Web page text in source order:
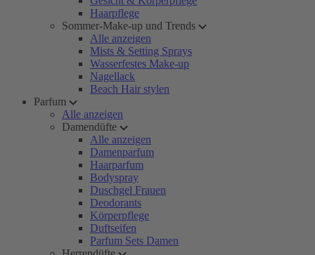
Haarpflege
Sommer-Make-up und Trends
Alle anzeigen
Mists & Setting Sprays
Wasserfestes Make-up
Nagellack
Beach Hair stylen
Parfum
Alle anzeigen
Damendüfte
Alle anzeigen
Damenparfum
Haarparfum
Bodyspray
Duschgel Frauen
Deodorants
Körperpflege
Duftseifen
Parfum Sets Damen